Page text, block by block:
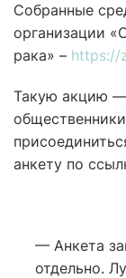
Собранные
организации
рака» – https://
Такую акцию
анкету по
— Анкета
отдельно.